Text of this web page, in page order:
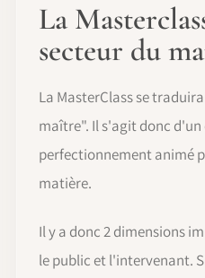
La
secteur du
La MasterClass se
maître". Il s'agit donc d'un
perfectionnement animé
matière.
Il y a donc 2 dimensions
le public et l'intervenant.